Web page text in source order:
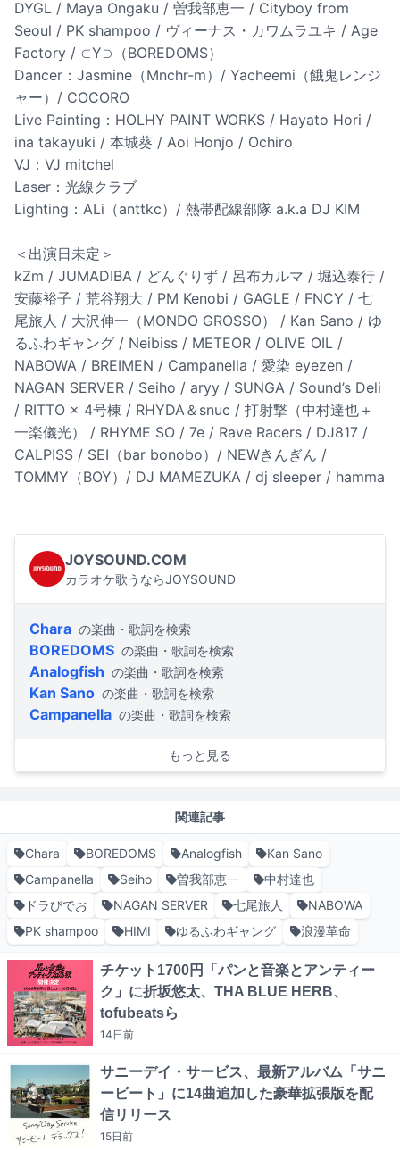
DYGL / Maya Ongaku / 曽我部恵一 / Cityboy from
Seoul / PK shampoo / ヴィーナス・カワムラユキ / Age
Factory / ∈Y∋（BOREDOMS）
Dancer：Jasmine（Mnchr-m）/ Yacheemi（餓鬼レンジ
ャー）/ COCORO
Live Painting：HOLHY PAINT WORKS / Hayato Hori /
ina takayuki / 本城葵 / Aoi Honjo / Ochiro
VJ：VJ mitchel
Laser：光線クラブ
Lighting：ALi（anttkc）/ 熱帯配線部隊 a.k.a DJ KIM
＜出演日未定＞
kZm / JUMADIBA / どんぐりず / 呂布カルマ / 堀込泰行 /
安藤裕子 / 荒谷翔大 / PM Kenobi / GAGLE / FNCY / 七
尾旅人 / 大沢伸一（MONDO GROSSO） / Kan Sano / ゆ
るふわギャング / Neibiss / METEOR / OLIVE OIL /
NABOWA / BREIMEN / Campanella / 愛染 eyezen /
NAGAN SERVER / Seiho / aryy / SUNGA / Sound’s Deli
/ RITTO × 4号棟 / RHYDA＆snuc / 打射撃（中村達也＋
一楽儀光） / RHYME SO / 7e / Rave Racers / DJ817 /
CALPISS / SEI（bar bonobo）/ NEWきんぎん /
TOMMY（BOY）/ DJ MAMEZUKA / dj sleeper / hamma
JOYSOUND.COM
カラオケ歌うならJOYSOUND
Chara の楽曲・歌詞を検索
BOREDOMS の楽曲・歌詞を検索
Analogfish の楽曲・歌詞を検索
Kan Sano の楽曲・歌詞を検索
Campanella の楽曲・歌詞を検索
もっと見る
関連記事
Chara BOREDOMS Analogfish
Kan Sano
Campanella
Seiho 曽我部恵一
中村達也
ドラびでお
NAGAN SERVER 七尾旅人
NABOWA
PK shampoo
HIMI ゆるふわギャング 浪漫革命
チケット1700円「パンと音楽とアンティー
ク」に折坂悠太、THA BLUE HERB、
tofubeatsら
14日前
サニーデイ・サービス、最新アルバム「サニ
ービート」に14曲追加した豪華拡張版を配
信リリース
15日前